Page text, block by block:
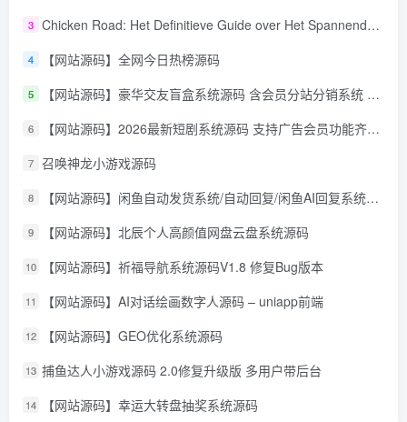
3 Chicken Road: Het Definitieve Guide over Het Spannende Gokspel
4 【网站源码】全网今日热榜源码
5 【网站源码】豪华交友盲盒系统源码 含会员分站分销系统 可易支付
6 【网站源码】2026最新短剧系统源码 支持广告会员功能齐全短剧源码
7 召唤神龙小游戏源码
8 【网站源码】闲鱼自动发货系统/自动回复/闲鱼AI回复系统源码
9 【网站源码】北辰个人高颜值网盘云盘系统源码
10 【网站源码】祈福导航系统源码V1.8 修复Bug版本
11 【网站源码】AI对话绘画数字人源码 – uniapp前端
12 【网站源码】GEO优化系统源码
13 捕鱼达人小游戏源码 2.0修复升级版 多用户带后台
14 【网站源码】幸运大转盘抽奖系统源码